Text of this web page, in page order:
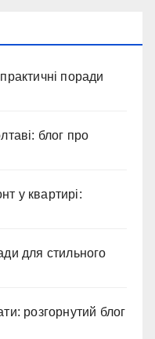
поради
блог про
у квартирі:
для стильного
розгорнутий блог